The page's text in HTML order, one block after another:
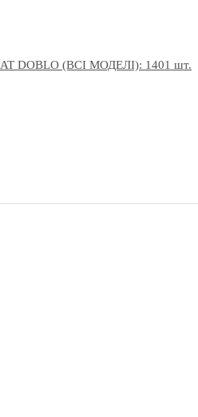
DOBLO (ВСІ МОДЕЛІ): 1401 шт.